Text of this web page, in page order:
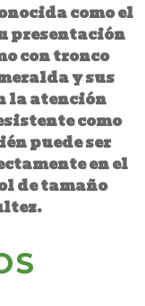
como el
presentación
con tronco
y sus
la atención
como
puede ser
en el
de tamaño